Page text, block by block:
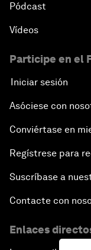
Pódcast
Vídeos
Participe en el
Iniciar sesión
Asóciese con
Conviértase en
Regístrese para
Suscríbase a
Contacte con
Enlaces